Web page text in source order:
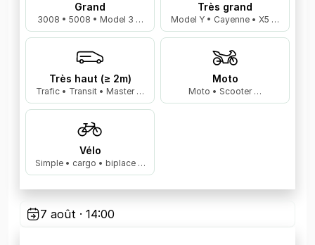
Grand
3008 • 5008 • Model 3 …
Très grand
Model Y • Cayenne • X5 …
Très haut (≥ 2m)
Trafic • Transit • Master …
Moto
Moto • Scooter …
Vélo
Simple • cargo • biplace …
7 août · 14:00